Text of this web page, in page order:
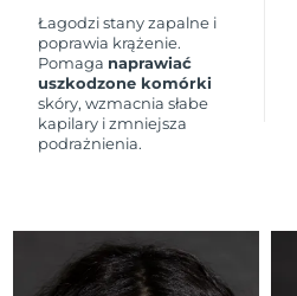
Łagodzi stany zapalne i
poprawia krążenie.
Pomaga naprawiać
uszkodzone komórki
skóry, wzmacnia słabe
kapilary i zmniejsza
podrażnienia.
Holandia
Nowa Zelandia
Oman